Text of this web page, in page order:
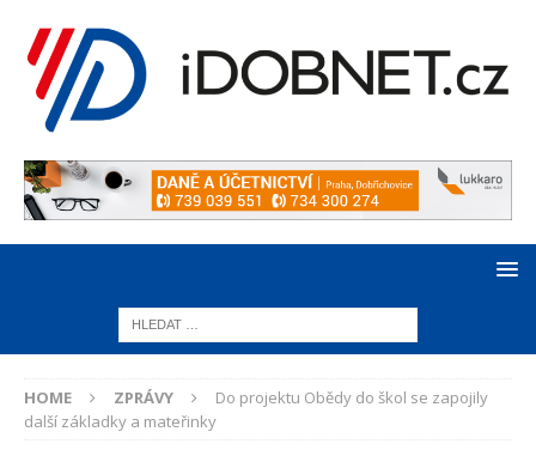
HOME ZPRÁVY
Do projektu Obědy do škol se zapojily
další základky a mateřinky